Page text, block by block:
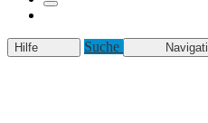
Hilfe Suche